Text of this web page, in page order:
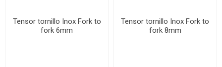
Tensor tornillo Inox Fork to
fork 6mm
Tensor tornillo Inox Fork to
fork 8mm